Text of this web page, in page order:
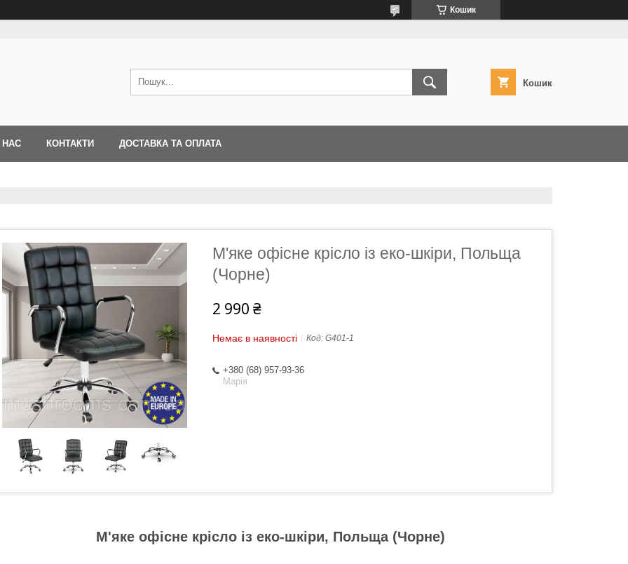
Кошик
Кошик
НАС КОНТАКТИ ДОСТАВКА ТА ОПЛАТА
М'яке офісне крісло із еко-шкіри, Польща
(Чорне)
2 990 ₴
Немає в наявності Код: G401-1
+380 (68) 957-93-36
Марія
М'яке офісне крісло із еко-шкіри, Польща (Чорне)